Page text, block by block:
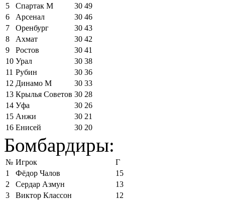
5
Спартак М 30 49
6
Арсенал 30 46
7
Оренбург 30 43
8
Ахмат 30 42
9
Ростов 30 41
10 Урал 30 38
11 Рубин 30 36
12 Динамо М 30 33
13 Крылья Советов 30 28
14 Уфа 30 26
15 Анжи 30 21
16 Енисей 30 20
Бомбардиры:
№ Игрок
Г
1
Фёдор Чалов
15
2
Сердар Азмун
13
3
Виктор Классон
12